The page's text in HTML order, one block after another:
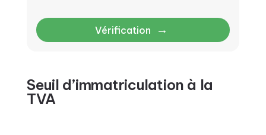
Vérification →
Seuil d’immatriculation à la
TVA